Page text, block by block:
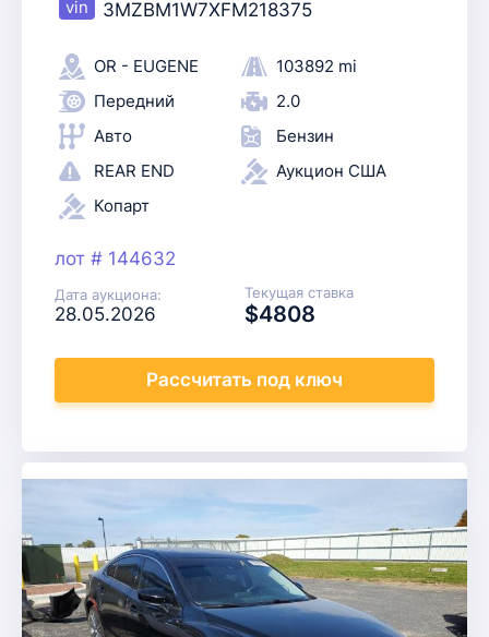
3MZBM1W7XFM218375
OR - EUGENE
103892 mi
Передний
2.0
Авто
Бензин
REAR END
Аукцион США
Копарт
лот # 144632
Дата аукциона:
28.05.2026
Текущая ставка
$4808
Рассчитать под ключ